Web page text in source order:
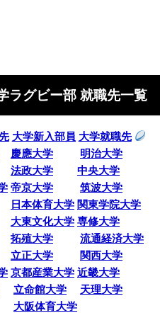
ラグビー部 就職先一覧
大学新入部員 大学就職先
慶應大学
明治大学
法政大学
中央大学
帝京大学
筑波大学
日本体育大学 関東学院大学
大東文化大学 専修大学
拓殖大学
流通経済大学
立正大学
関西大学
京都産業大学 近畿大学
立命館大学
天理大学
大阪体育大学